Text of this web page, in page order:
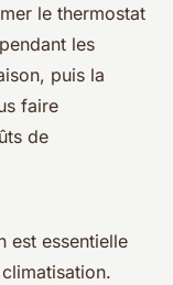
le thermostat
les
puis la
faire
de
est essentielle